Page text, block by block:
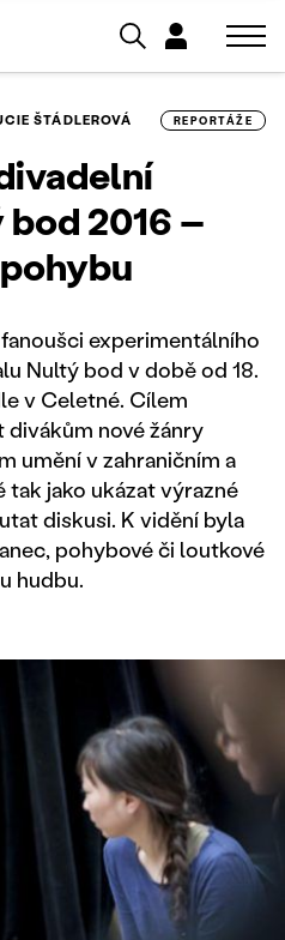
ŠTÁDLEROVÁ REPORTÁŽE
2016 –
experimentálního
Nultý bod v době od 18.
v Celetné. Cílem
nové žánry
umění v zahraničním a
jako ukázat výrazné
diskusi. K vidění byla
pohybové či loutkové
hudbu.